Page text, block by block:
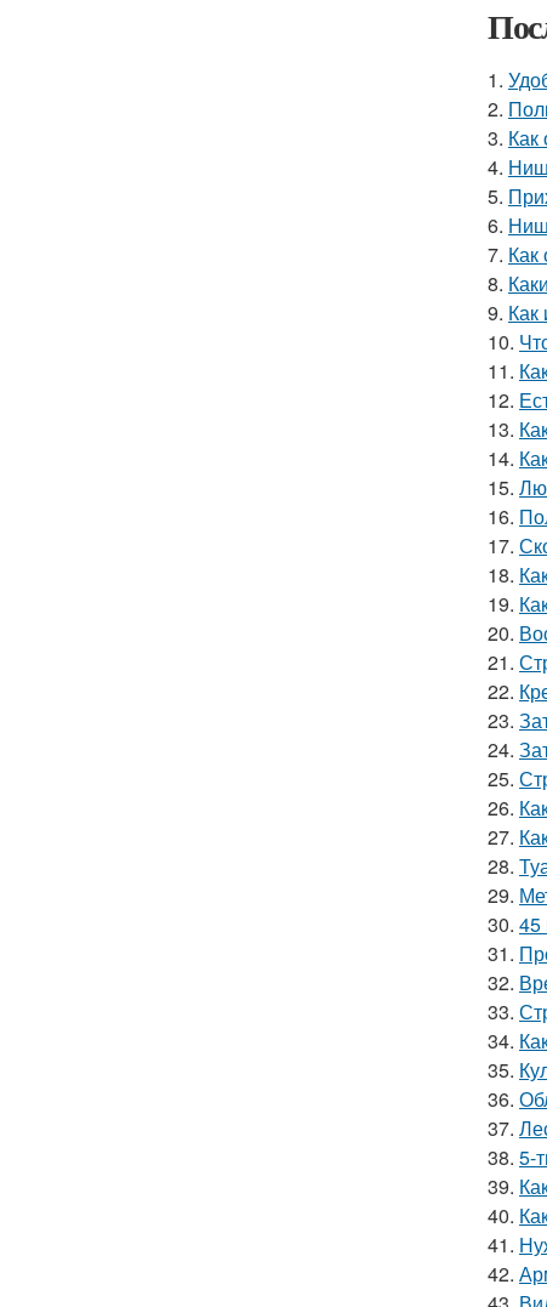
1.
2.
3. Как
4.
5.
6.
7. Как
8.
9. Как
10.
11.
12.
13.
14.
15.
16.
17.
18.
19.
20.
21.
22.
23.
24.
25.
26.
27.
28.
29.
30. 45
31.
32.
33.
34.
35.
36.
37.
38. 5-
39.
40.
41.
42.